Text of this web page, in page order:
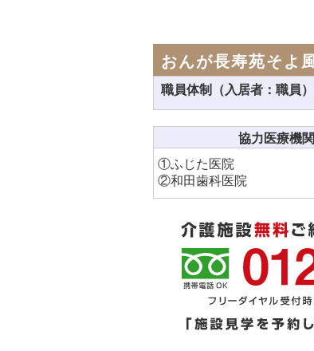
おんが長寿苑そよ
職員体制（入居者：職員）
協力医療機関
①ふじた医院
②和田歯科医院